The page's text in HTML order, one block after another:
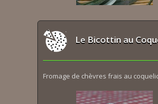
Le Bicottin au
Fromage de chèvres frais au